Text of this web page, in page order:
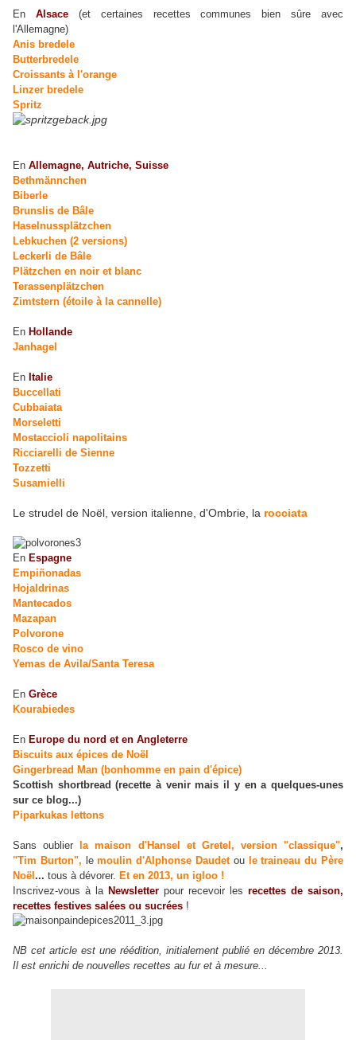
En Alsace(et certaines recettes communes bien sûre avec
l'Allemagne)
Anis bredele
Butterbredele
Croissants à l'orange
Linzer bredele
Spritz
En Allemagne, Autriche, Suisse
Bethmännchen
Biberle
Brunslis de Bâle
Haselnussplätzchen
Lebkuchen (2 versions)
Leckerli de Bâle
Plätzchen en noir et blanc
Terassenplätzchen
Zimtstern (étoile à la cannelle)
En Hollande
Janhagel
En Italie
Buccellati
Cubbaiata
Morseletti
Mostaccioli napolitains
Ricciarelli de Sienne
Tozzetti
Susamielli
Le strudel de Noël, version italienne, d'Ombrie, la rocciata
En Espagne
Empiñonadas
Hojaldrinas
Mantecados
Mazapan
Polvorone
Rosco de vino
Yemas de Avila/Santa Teresa
En Grèce
Kourabiedes
En Europe du nord et en Angleterre
Biscuits aux épices de Noël
Gingerbread Man (bonhomme en pain d'épice)
Scottish shortbread (recette à venir mais il y en a quelques-unes
sur ce blog...)
Piparkukas lettons
Sans oublier la maison d'Hansel et Gretel, version "classique",
"Tim Burton", lemoulin d'Alphonse Daudetou le traineau du Père
Noël ... tous à dévorer. Et en 2013, un igloo !
Inscrivez-vous à la Newsletter pour recevoir les recettes de saison,
recettes festives salées ou sucrées !
NB cet article est une réédition, initialement publié en décembre 2013.
Il est enrichi de nouvelles recettes au fur et à mesure...